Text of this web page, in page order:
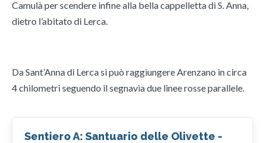
Camulà per scendere infine alla bella cappelletta di S. Anna,
dietro l’abitato di Lerca.
Da Sant’Anna di Lerca si può raggiungere Arenzano in circa
4 chilometri seguendo il segnavia due linee rosse parallele.
Sentiero A: Santuario delle Olivette -